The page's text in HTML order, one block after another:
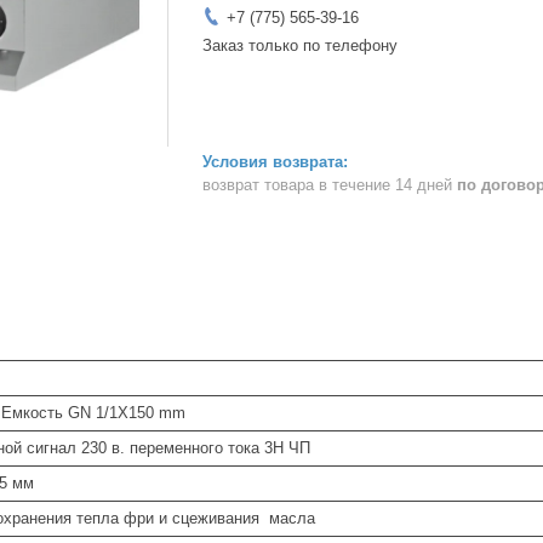
+7 (775) 565-39-16
Заказ только по телефону
возврат товара в течение 14 дней по
GN 1/1X150 mm
сигнал 230 в. переменного тока 3Н ЧП
мм
тепла фри и сцеживания масла